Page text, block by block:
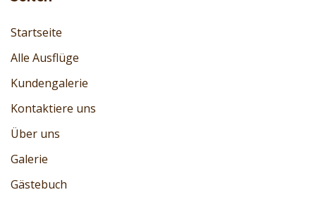
Startseite
Alle Ausflüge
Kundengalerie
Kontaktiere uns
Über uns
Galerie
Gästebuch